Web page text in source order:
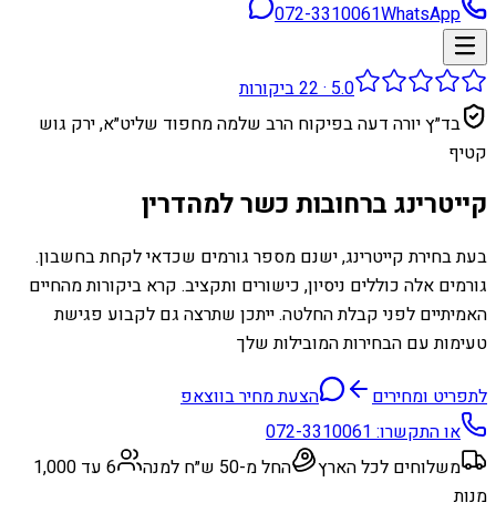
072-3310061WhatsApp
5.0
·
22ביקורות
בד״ץ יורה דעה בפיקוח הרב שלמה מחפוד שליט״א, ירק גוש
קטיף
קייטרינג ברחובות כשר למהדרין
בעת בחירת קייטרינג, ישנם מספר גורמים שכדאי לקחת בחשבון.
גורמים אלה כוללים ניסיון, כישורים ותקציב. קרא ביקורות מהחיים
האמיתיים לפני קבלת החלטה. ייתכן שתרצה גם לקבוע פגישת
טעימות עם הבחירות המובילות שלך
לתפריט ומחירים
הצעת מחיר בווצאפ
או התקשרו:072-3310061
משלוחים לכל הארץ
החל מ-50 ש״ח למנה
6 עד 1,000
מנות